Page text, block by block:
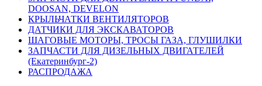
DOOSAN, DEVELON
КРЫЛЬЧАТКИ ВЕНТИЛЯТОРОВ
ДАТЧИКИ ДЛЯ ЭКСКАВАТОРОВ
ШАГОВЫЕ МОТОРЫ, ТРОСЫ ГАЗА, ГЛУШИЛКИ
ЗАПЧАСТИ ДЛЯ ДИЗЕЛЬНЫХ ДВИГАТЕЛЕЙ
(Екатеринбург-2)
РАСПРОДАЖА